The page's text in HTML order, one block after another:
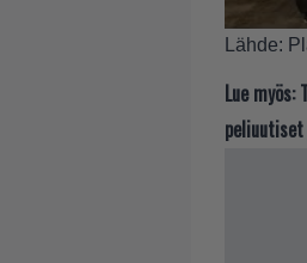
Lähde:
Lue myös: